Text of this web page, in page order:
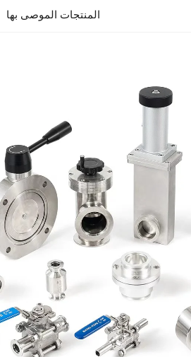
المنتجات الموصى بها